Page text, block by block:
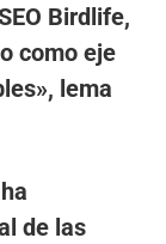
Birdlife,
como eje
lema
de las